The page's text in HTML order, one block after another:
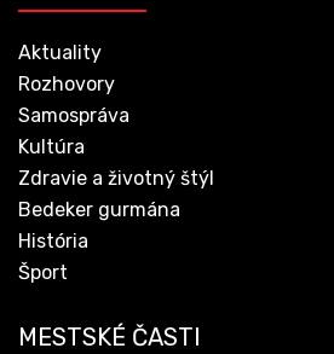
Aktuality
Rozhovory
Samospráva
Kultúra
Zdravie a životný štýl
Bedeker gurmána
História
Šport
MESTSKÉ ČASTI